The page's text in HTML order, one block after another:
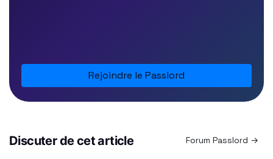
Rejoindre le Passlord
Discuter de cet article Forum Passlord →